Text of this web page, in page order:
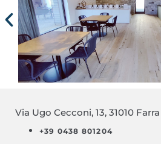
Via Ugo Cecconi, 13, 31010
+39 0438 801204